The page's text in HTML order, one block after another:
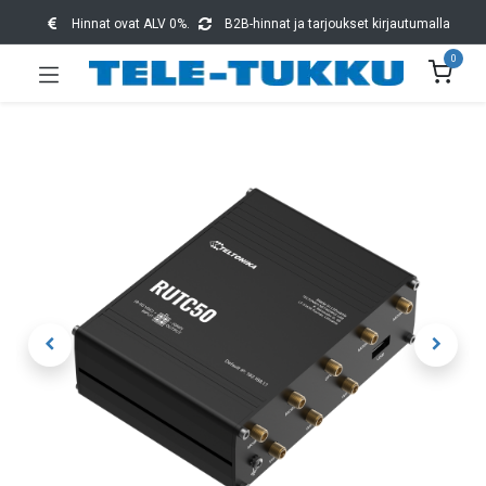
Hinnat ovat ALV 0%. B2B-hinnat ja tarjoukset kirjautumalla
0